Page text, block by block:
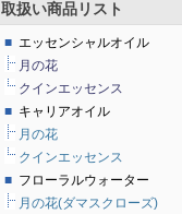
取扱い商品リスト
■ エッセンシャルオイル
月の花
クインエッセンス
■ キャリアオイル
月の花
クインエッセンス
■ フローラルウォーター
月の花(ダマスクローズ)